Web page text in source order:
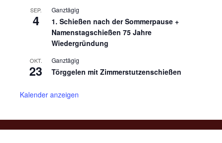
SEP.
4
Ganztägig
1. Schießen nach der Sommerpause +
Namenstagschießen 75 Jahre
Wiedergründung
OKT.
23
Ganztägig
Törggelen mit Zimmerstutzenschießen
Kalender anzeigen